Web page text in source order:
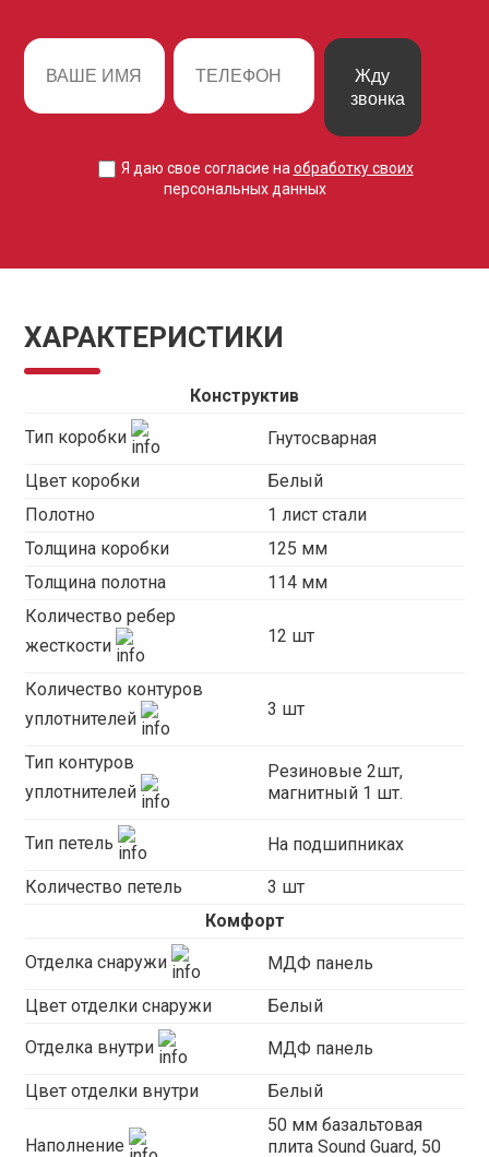
Жду
звонка
Я даю свое согласие на обработку своих
персональных данных
ХАРАКТЕРИСТИКИ
Конструктив
Тип коробки Гнутосварная
Цвет коробки
Белый
Полотно
1 лист стали
Толщина коробки
125 мм
Толщина полотна
114 мм
Количество ребер
жесткости
12 шт
Количество контуров
уплотнителей
3 шт
Тип контуров
уплотнителей
Резиновые 2шт,
магнитный 1 шт.
Тип петель На подшипниках
Количество петель
3 шт
Комфорт
Отделка снаружи МДФ панель
Цвет отделки снаружи Белый
Отделка внутри МДФ панель
Цвет отделки внутри Белый
Наполнение
50 мм базальтовая
плита Sound Guard, 50